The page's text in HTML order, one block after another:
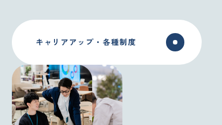
キャリアアップ・各種制度